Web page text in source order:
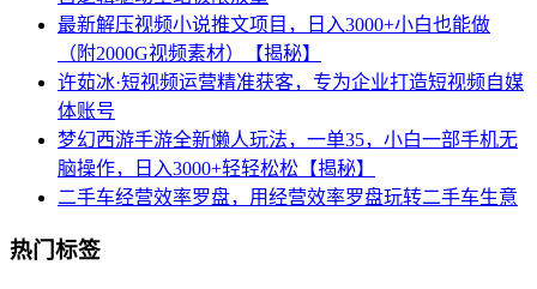
最新解压视频小说推文项目，日入3000+小白也能做
（附2000G视频素材）【揭秘】
许茹冰·短视频运营精准获客，​专为企业打造短视频自媒
体账号
梦幻西游手游全新懒人玩法，一单35，小白一部手机无
脑操作，日入3000+轻轻松松【揭秘】
二手车经营效率罗盘，用经营效率罗盘玩转二手车生意
热门标签